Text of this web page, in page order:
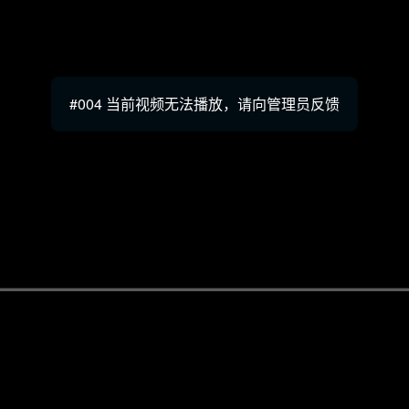
#004 当前视频无法播放，请向管理员反馈